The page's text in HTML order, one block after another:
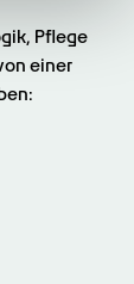
Pflege
einer